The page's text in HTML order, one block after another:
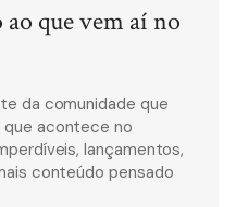
ao que vem aí no
da comunidade que
acontece no
lançamentos,
conteúdo pensado